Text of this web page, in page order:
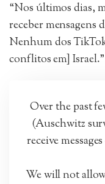
“Nos últimos dias,
receber
Nenhum dos
conflitos em] Israel.”
Over the past
(Auschwitz
receive
We will not